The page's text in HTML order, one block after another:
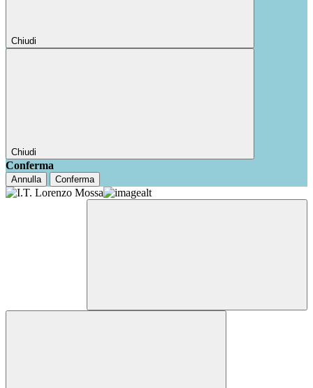
Chiudi
Chiudi
Conferma
Annulla Conferma